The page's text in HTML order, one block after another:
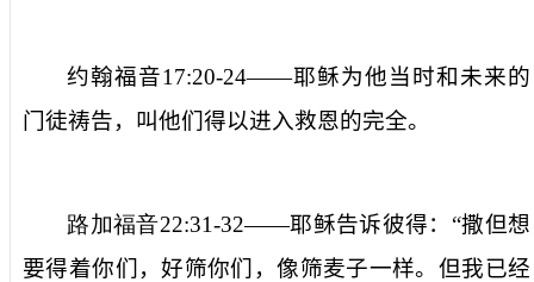
约翰福音17:20-24——耶稣为他当时和未来的
门徒祷告， 叫他们得以进入救恩的完全。
路加福音22:31-32——耶稣告诉彼得：“撒但想
要得着你们，好筛你们，像筛麦子一样。但我已经